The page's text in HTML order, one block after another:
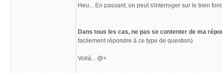
Heu... En passant, on peut s'interroger sur le bien
Dans tous les cas, ne pas se contenter de ma
facilement répondre à ce type de question)
Voilà... @+